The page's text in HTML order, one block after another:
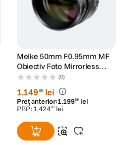
Meike 50mm F0.95mm MF
Obiectiv Foto Mirrorless
Montura Z
(0)
1.14999 lei
Preț anterior:1.19999 lei
PRP: 1.42400 lei